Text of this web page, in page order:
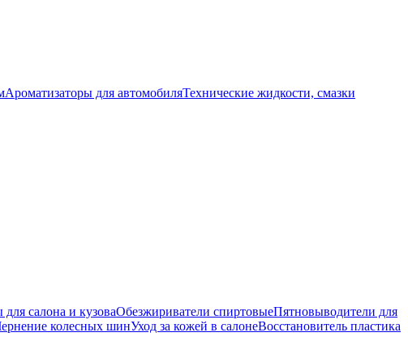
Ароматизаторы для автомобиляТехнические жидкости, смазки
салона и кузоваОбезжириватели спиртовыеПятновыводители для
колесных шинУход за кожей в салонеВосстановитель пластика